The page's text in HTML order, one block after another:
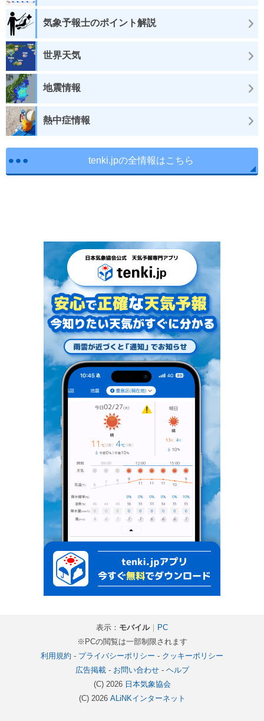
気象予報士のポイント解説
世界天気
地震情報
熱中症情報
tenki.jpの全情報はこちら
表示： モバイル｜
PC
※PCの閲覧は一部制限されます
利用規約 - プライバシーポリシー - クッキーポリシー
広告掲載- お問い合わせ- ヘルプ
(C) 2026 日本気象協会
(C) 2026 ALiNKインターネット